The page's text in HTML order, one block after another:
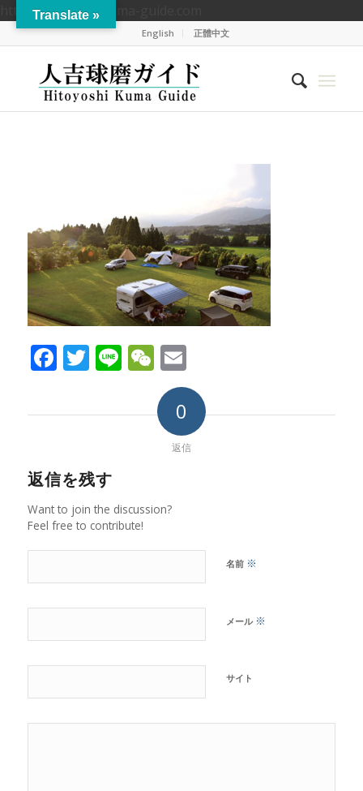
https://hitoyoshikuma-guide.com
English 正體中文
Facebook
Twitter
LineWeChat
Email
0
返信
返信を残す
Want to join the discussion?
Feel free to contribute!
名前 ※
メール ※
サイト
Translate »